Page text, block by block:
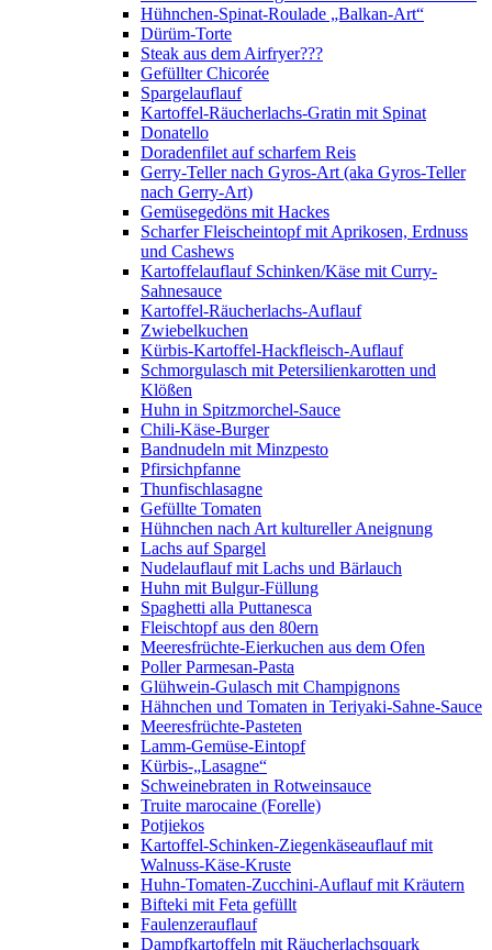
Hühnchen-Spinat-Roulade „Balkan-Art“
Dürüm-Torte
Steak aus dem Airfryer???
Gefüllter Chicorée
Spargelauflauf
Kartoffel-Räucherlachs-Gratin mit Spinat
Donatello
Doradenfilet auf scharfem Reis
Gerry-Teller nach Gyros-Art (aka Gyros-Teller
nach Gerry-Art)
Gemüsegedöns mit Hackes
Scharfer Fleischeintopf mit Aprikosen, Erdnuss
und Cashews
Kartoffelauflauf Schinken/Käse mit Curry-
Sahnesauce
Kartoffel-Räucherlachs-Auflauf
Zwiebelkuchen
Kürbis-Kartoffel-Hackfleisch-Auflauf
Schmorgulasch mit Petersilienkarotten und
Klößen
Huhn in Spitzmorchel-Sauce
Chili-Käse-Burger
Bandnudeln mit Minzpesto
Pfirsichpfanne
Thunfischlasagne
Gefüllte Tomaten
Hühnchen nach Art kultureller Aneignung
Lachs auf Spargel
Nudelauflauf mit Lachs und Bärlauch
Huhn mit Bulgur-Füllung
Spaghetti alla Puttanesca
Fleischtopf aus den 80ern
Meeresfrüchte-Eierkuchen aus dem Ofen
Poller Parmesan-Pasta
Glühwein-Gulasch mit Champignons
Hähnchen und Tomaten in Teriyaki-Sahne-Sauce
Meeresfrüchte-Pasteten
Lamm-Gemüse-Eintopf
Kürbis-„Lasagne“
Schweinebraten in Rotweinsauce
Truite marocaine (Forelle)
Potjiekos
Kartoffel-Schinken-Ziegenkäseauflauf mit
Walnuss-Käse-Kruste
Huhn-Tomaten-Zucchini-Auflauf mit Kräutern
Bifteki mit Feta gefüllt
Faulenzerauflauf
Dampfkartoffeln mit Räucherlachsquark